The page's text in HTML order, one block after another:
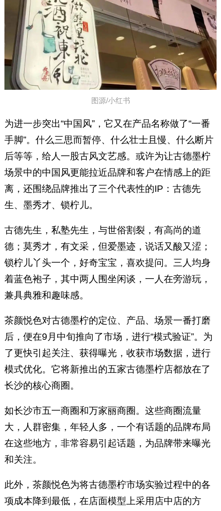
图源/小红书
为进一步突出“中国风”，它又在产品名称做了“一番
手脚”。什么三思而暂停、什么壮士且慢、什么断片
后等等，给人一股古风文艺感。或许为让古德墨柠
场景中的中国风更能拉近品牌和客户在情感上的距
离，还围绕品牌推出了三个代表性的IP：古德先
生、墨秀才、锁柠儿。
古德先生，私塾先生，与世俗割裂，有高尚的道
德；莫秀才，有文采，但爱墨迹，说话又酸又涩；
锁柠儿丫头一个，好奇宝宝，喜欢提问。三人均身
着蓝色袍子，其中两人围坐闲谈，一人在旁游玩，
兼具典雅和趣味感。
茶颜悦色对古德墨柠的定位、产品、场景一番打磨
后，便在9月中旬推向了市场，进行“模式验证”。为
了更快引起关注、获得曝光，收获市场数据，进行
模式优化。它将新推出的五家古德墨柠店都放在了
长沙的核心商圈。
如长沙市五一商圈和万家丽商圈。这些商圈流量
大，人群密集，年轻人多，一个有话题的品牌布局
在这些地方，非常容易引起话题，为品牌带来曝光
和关注。
此外，茶颜悦色为将古德墨柠市场实验过程中的各
项成本降到最低，在店面模型上采用店中店的方